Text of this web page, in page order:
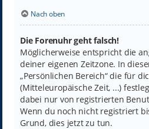
Nach oben
Die Forenuhr geht falsch!
Möglicherweise entspricht die
deiner eigenen Zeitzone. In
„Persönlichen Bereich“ die für
(Mitteleuropäische Zeit, ...)
dabei nur von registrierten
Wenn du noch nicht registriert
Grund, dies jetzt zu tun.